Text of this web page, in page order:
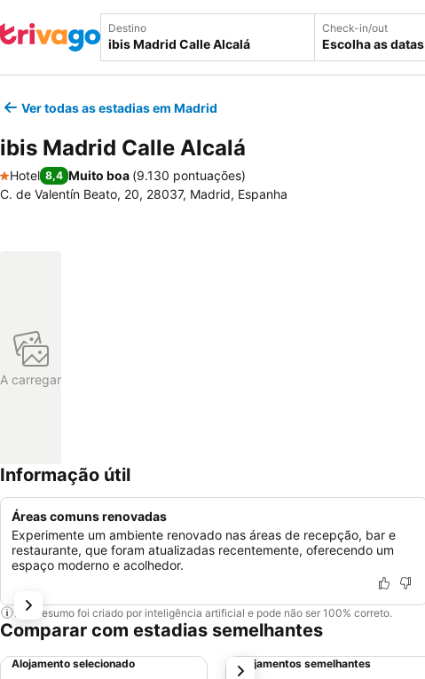
Destino Check-in/out
Escolha as datas
Ver todas as estadias em Madrid
ibis Madrid Calle Alcalá
1 Estrelas
Hotel 8,4 Muito boa (9.130 pontuações)
C. de Valentín Beato, 20, 28037, Madrid, Espanha
A carregar
Informação útil
Áreas comuns renovadas
Experimente um ambiente renovado nas áreas de recepção, bar e
restaurante, que foram atualizadas recentemente, oferecendo um
espaço moderno e acolhedor.
Este resumo foi criado por inteligência artificial e pode não ser 100% correto.
Comparar com estadias semelhantes
Alojamento selecionado Alojamentos semelhantes
próximo